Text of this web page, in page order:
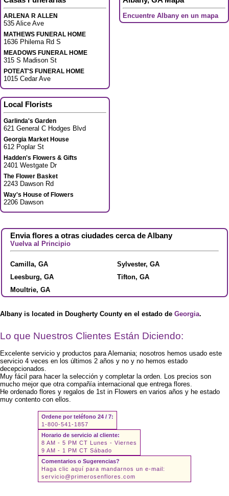
ARLENA R ALLEN
535 Alice Ave
MATHEWS FUNERAL HOME
1636 Philema Rd S
MEADOWS FUNERAL HOME
315 S Madison St
POTEAT'S FUNERAL HOME
1015 Cedar Ave
Encuentre Albany en un mapa
Local Florists
Garlinda's Garden
621 General C Hodges Blvd
Georgia Market House
612 Poplar St
Hadden's Flowers & Gifts
2401 Westgate Dr
The Flower Basket
2243 Dawson Rd
Way's House of Flowers
2206 Dawson
Envia flores a otras ciudades cerca de Albany
Vuelva al Principio
Camilla, GA
Leesburg, GA
Moultrie, GA
Sylvester, GA
Tifton, GA
Albany is located in Dougherty County en el estado de Georgia.
Lo que Nuestros Clientes Están Diciendo:
Excelente servicio y productos para Alemania; nosotros hemos usado este
servicio 4 veces en los últimos 2 años y no y no hemos estado
decepcionados.
Muy fácil para hacer la selección y completar la orden. Los precios son
mucho mejor que otra compañía internacional que entrega flores.
He ordenado flores y regalos de 1st in Flowers en varios años y he estado
muy contento con ellos.
Ordene por teléfono 24 / 7:
1-800-541-1857
Horario de servicio al cliente:
8 AM - 5 PM CT Lunes - Viernes
9 AM - 1 PM CT Sábado
Comentarios o Sugerencias?
Haga clic aquí para mandarnos un e-mail:
servicio@primerosenflores.com